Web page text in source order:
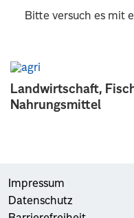
Landwirtschaft,
Nahrungsmittel
Bitte versuch es mit
Impressum
Datenschutz